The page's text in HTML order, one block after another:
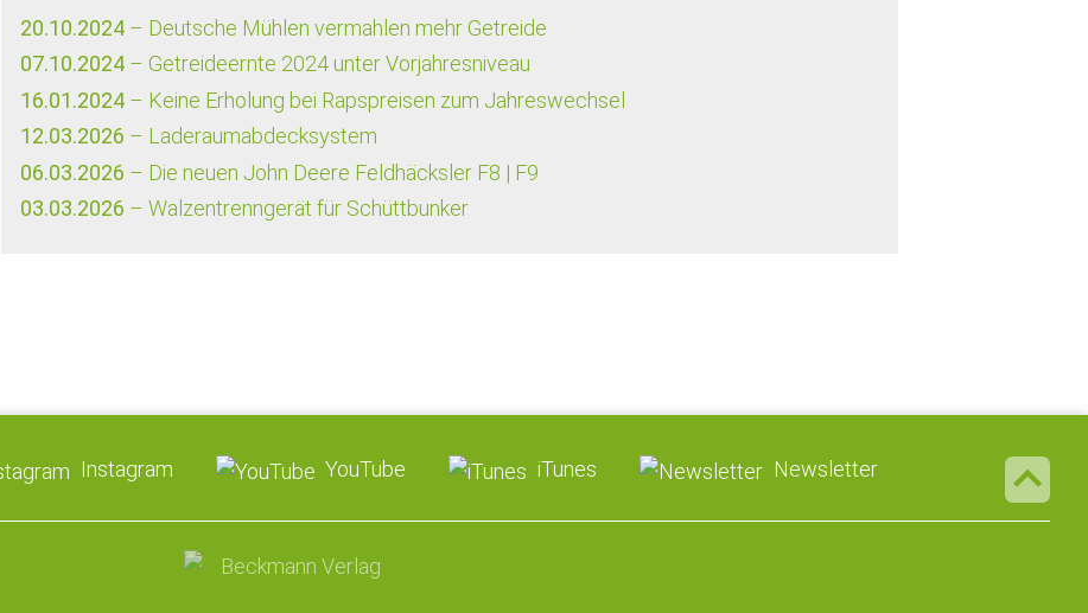
20.10.2024 – Deutsche Mühlen vermahlen mehr Getreide
07.10.2024 – Getreideernte 2024 unter Vorjahresniveau
16.01.2024 – Keine Erholung bei Rapspreisen zum Jahreswechsel
12.03.2026 – Laderaumabdecksystem
06.03.2026 – Die neuen John Deere Feldhäcksler F8 | F9
03.03.2026 – Walzentrenngerät für Schüttbunker
Instagram YouTube iTunes Newsletter